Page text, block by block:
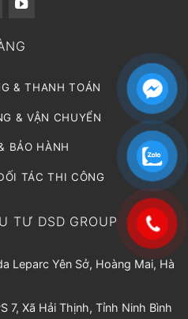
& THANH TOÁN
& VẬN CHUYỂN
BẢO HÀNH
TÁC THI CÔNG
TƯ DSD GROUP
Leparc Yên Sở, Hoàng Mai, Hà
7, Xã Hải Thịnh, Tỉnh Ninh Bình